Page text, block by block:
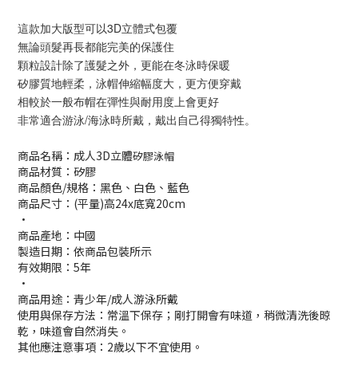
這款加大版型可以3D立體式包覆
無論頭髮再長都能完美的保護住
顆粒設計除了護髮之外，更能在冬泳時保暖
矽膠質地輕柔，泳帽伸縮幅度大，更方便穿戴
相較於一般布帽在彈性與耐用度上會更好
非常適合游泳/海泳時所戴，戴出自己得獨特性。
商品名稱：成人3D立體矽膠泳帽
商品材質：矽膠
商品顏色/規格：黑色、白色、藍色
商品尺寸：(平量)高24x底寬20cm
·
商品產地：中國
製造日期：依商品包裝所示
有效期限：5年
·
商品用途：青少年/成人游泳所戴
使用與保存方法：常溫下保存；剛打開會有味道，稍微清洗後晾
乾，味道會自然消失。
其他應注意事項：2歲以下不宜使用。